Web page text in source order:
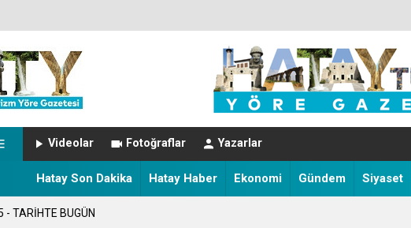
Videolar Fotoğraflar Yazarlar
Hatay Son Dakika Hatay Haber Ekonomi Gündem Siyaset
- TARİHTE BUGÜN